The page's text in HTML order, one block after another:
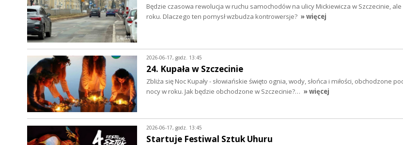
Będzie czasowa rewolucja w ruchu samochodów na ulicy Mickiewicza w Szczecinie,
roku. Dlaczego ten pomysł wzbudza kontrowersje? » więcej
2026-06-17, godz. 13:45
24. Kupała w Szczecinie
Zbliża się Noc Kupały - słowiańskie święto ognia, wody, słońca i miłości, obchodzone
nocy w roku. Jak będzie obchodzone w Szczecinie?… » więcej
2026-06-17, godz. 13:45
Startuje Festiwal Sztuk Uhuru